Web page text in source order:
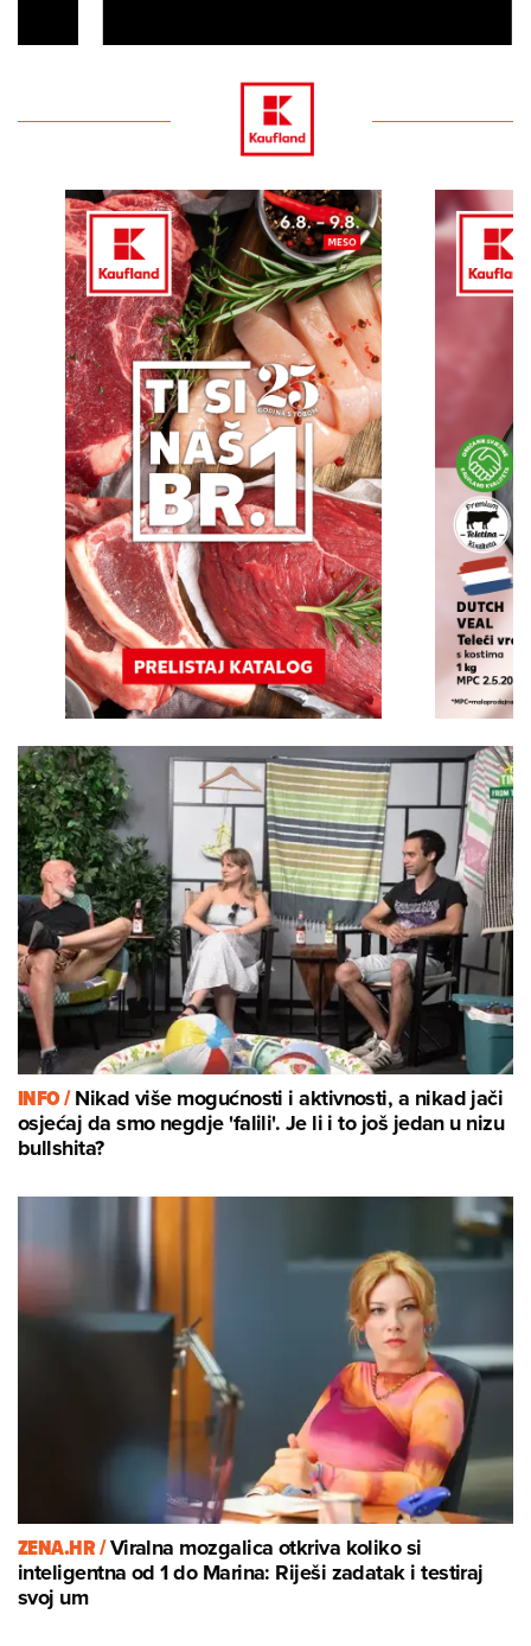
INFO /Nikad više mogućnosti i aktivnosti, a nikad jači
osjećaj da smo negdje 'falili'. Je li i to još jedan u nizu
bullshita?
ZENA.HR /Viralna mozgalica otkriva koliko si
inteligentna od 1 do Marina: Riješi zadatak i testiraj
svoj um